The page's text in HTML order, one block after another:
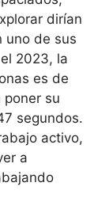
dirían
uno de sus
2023, la
es de
su
segundos.
activo,
a